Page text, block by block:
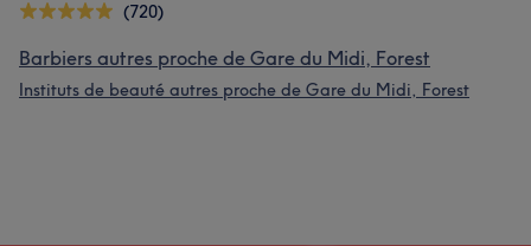
(720)
Barbiers autres proche de Gare du Midi, Forest
Instituts de beauté autres proche de Gare du Midi, Forest